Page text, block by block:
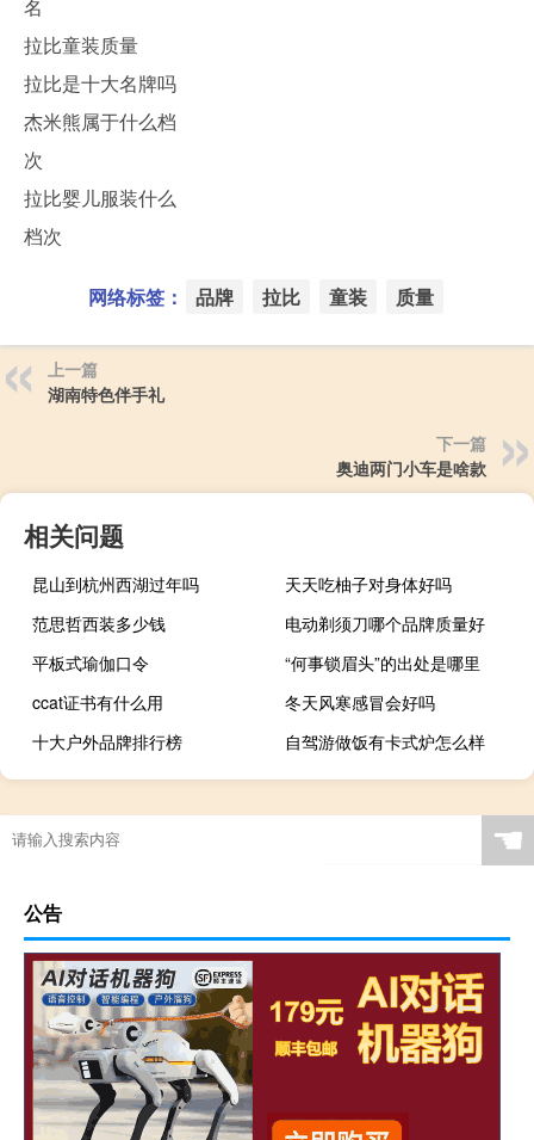
名
拉比童装质量
拉比是十大名牌吗
杰米熊属于什么档
次
拉比婴儿服装什么
档次
网络标签： 品牌 拉比 童装 质量
上一篇
湖南特色伴手礼
下一篇
奥迪两门小车是啥款
相关问题
昆山到杭州西湖过年吗
天天吃柚子对身体好吗
范思哲西装多少钱
电动剃须刀哪个品牌质量好
平板式瑜伽口令
“何事锁眉头”的出处是哪里
ccat证书有什么用
冬天风寒感冒会好吗
十大户外品牌排行榜
自驾游做饭有卡式炉怎么样
☚
公告